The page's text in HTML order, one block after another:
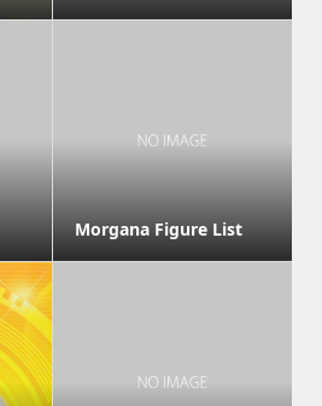
Morgana Figure List